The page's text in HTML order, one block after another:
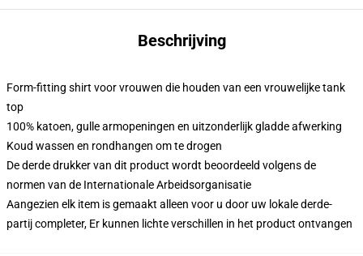
Beschrijving
Form-fitting shirt voor vrouwen die houden van een vrouwelijke tank
top
100% katoen, gulle armopeningen en uitzonderlijk gladde afwerking
Koud wassen en rondhangen om te drogen
De derde drukker van dit product wordt beoordeeld volgens de
normen van de Internationale Arbeidsorganisatie
Aangezien elk item is gemaakt alleen voor u door uw lokale derde-
partij completer, Er kunnen lichte verschillen in het product ontvangen